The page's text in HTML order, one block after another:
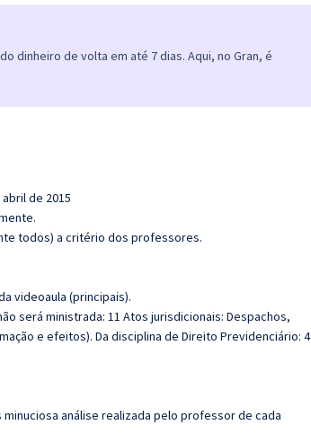
dinheiro de volta em até 7 dias. Aqui, no Gran, é
de 2015
todos) a critério dos professores.
videoaula (principais).
será ministrada: 11 Atos jurisdicionais: Despachos,
e efeitos). Da disciplina de Direito Previdenciário: 4
análise realizada pelo professor de cada